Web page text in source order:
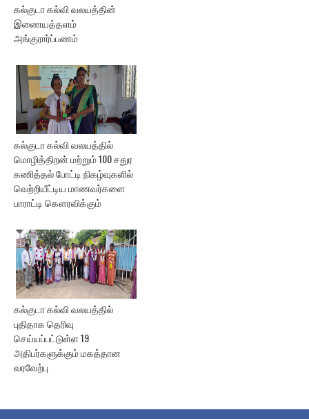
கல்குடா கல்வி வலயத்தின்
இணையத்தளம்
அங்குரார்ப்பணம்
கல்குடா கல்வி வலயத்தில்
மொழித்திறன் மற்றும் 100 சதுர
கணித்தல் போட்டி நிகழ்வுகளில்
வெற்றியீட்டிய மாணவர்களை
பாராட்டி கௌரவிக்கும்
கல்குடா கல்வி வலயத்தில்
புதிதாக தெரிவு
செய்யப்பட்டுள்ள 19
அதிபர்களுக்கும் மகத்தான
வரவேற்பு